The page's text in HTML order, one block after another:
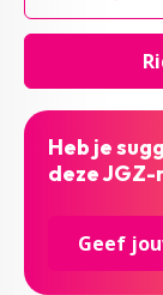
Heb je
deze
Geef